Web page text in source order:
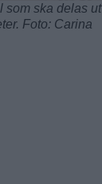
som ska delas ut
Foto: Carina